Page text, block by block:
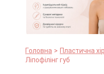
Головна Пластична
Ліпофілінг губ